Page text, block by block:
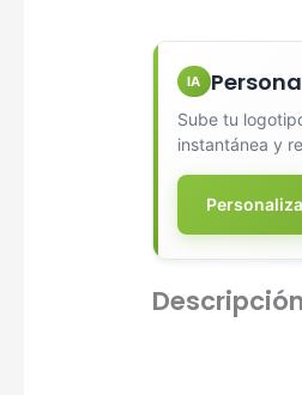
IA
Sube tu
instantánea y
Descripción